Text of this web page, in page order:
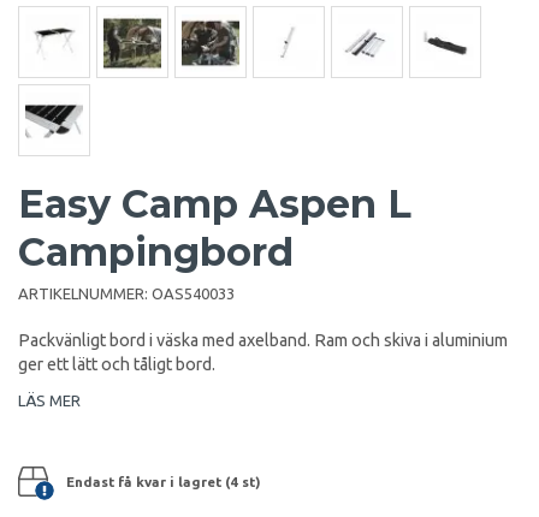
Easy Camp Aspen L
Campingbord
ARTIKELNUMMER: OAS540033
Packvänligt bord i väska med axelband. Ram och skiva i aluminium
ger ett lätt och tåligt bord.
LÄS MER
Endast få kvar i lagret (4 st)